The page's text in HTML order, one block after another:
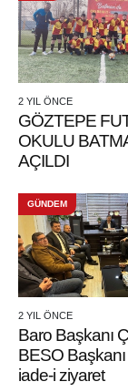
2 YIL ÖNCE
GÖZTEPE
OKULU
AÇILDI
GÜNDEM
2 YIL ÖNCE
Baro Başkanı
BESO
iade-i ziyaret